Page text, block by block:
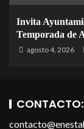
Invita
Temporada de
agosto 4, 2026
CONTACTO: